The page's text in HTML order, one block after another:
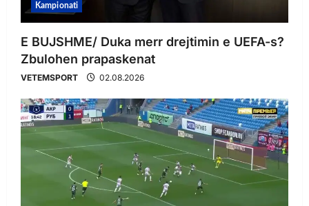
Kampionati
E BUJSHME/ Duka merr drejtimin e UEFA-s?
Zbulohen prapaskenat
VETEMSPORT 02.08.2026